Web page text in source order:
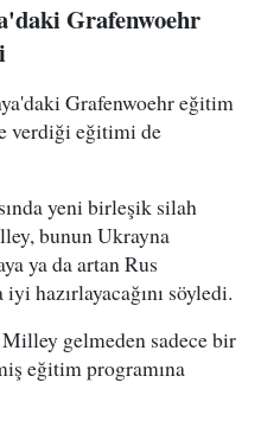
Grafenwoehr
Grafenwoehr eğitim
verdiği eğitimi de
yeni birleşik silah
bunun Ukrayna
ya da artan Rus
hazırlayacağını söyledi.
gelmeden sadece bir
eğitim programına